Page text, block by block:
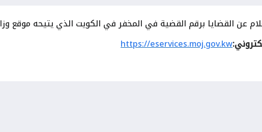
عن القضايا برقم القضية في المخفر في الكويت الذي يتيحه موقع
https://eservices.moj.gov.kw